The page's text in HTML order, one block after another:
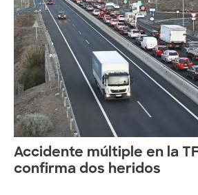
Accidente múltiple en la
confirma dos heridos